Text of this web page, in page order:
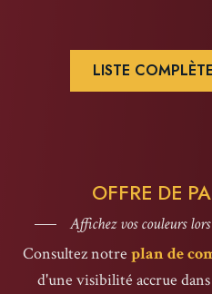
LISTE
OFFRE DE
Affichez vos couleurs
Consultez notre plan de
d'une visibilité accrue